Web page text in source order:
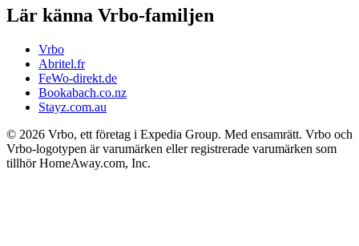
Lär känna Vrbo-familjen
Vrbo
Abritel.fr
FeWo-direkt.de
Bookabach.co.nz
Stayz.com.au
© 2026 Vrbo, ett företag i Expedia Group. Med ensamrätt. Vrbo och
Vrbo-logotypen är varumärken eller registrerade varumärken som
tillhör HomeAway.com, Inc.